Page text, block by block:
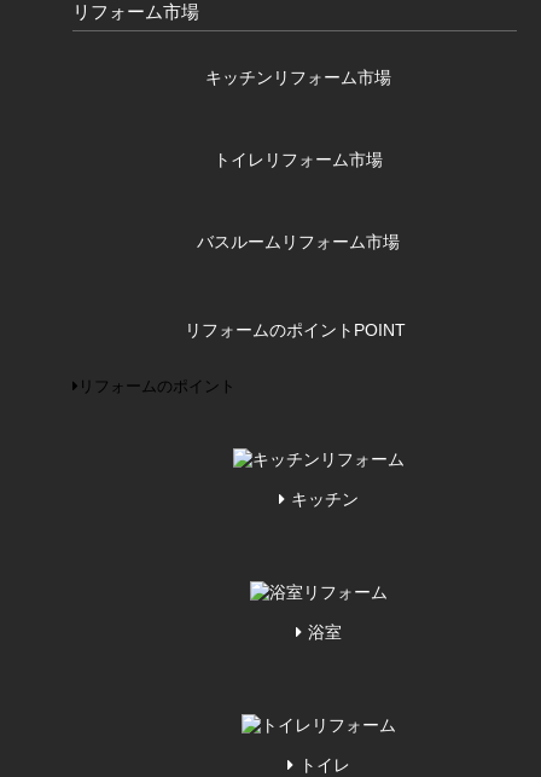
リフォーム市場
キッチンリフォーム市場
トイレリフォーム市場
バスルームリフォーム市場
リフォームのポイント POINT
リフォームのポイント
キッチン
浴室
トイレ